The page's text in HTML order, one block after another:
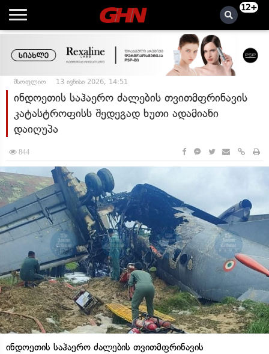
12+
მსოფლიო 13 ივნისი 2026, 14:51
ინდოეთის საჰაერო ძალების თვითმფრინავის
კატასტროფისს შედეგად ხუთი ადამიანი
დაიღუპა
844
ინდოეთის საჰაერო ძალების თვითმფრინავის